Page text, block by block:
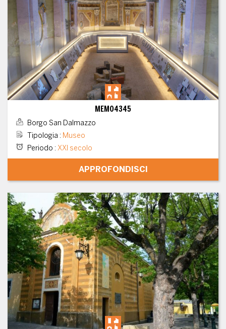
MEMO4345
Borgo San Dalmazzo
Tipologia : Museo
Periodo : XXI secolo
APPROFONDISCI